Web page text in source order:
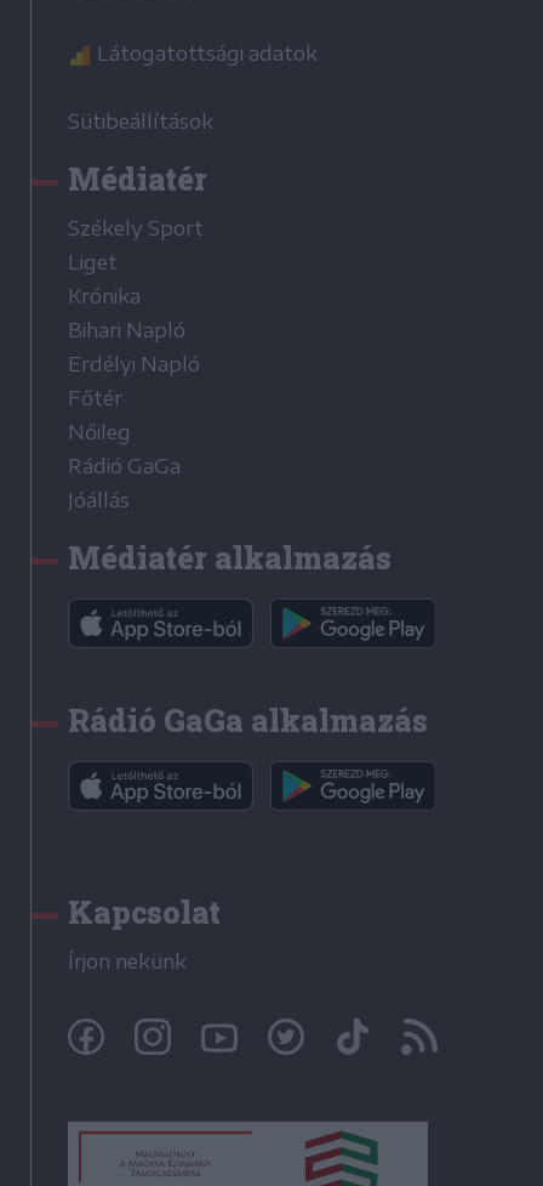
Látogatottsági adatok
Sütibeállítások
Médiatér
Székely Sport
Liget
Krónika
Bihari Napló
Erdélyi Napló
Főtér
Nőileg
Rádió GaGa
Jóállás
Médiatér alkalmazás
Rádió GaGa alkalmazás
Kapcsolat
Írjon nekünk